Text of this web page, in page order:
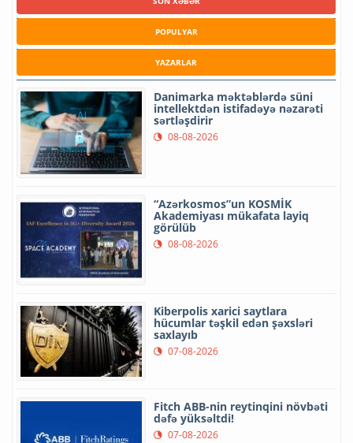
POPULYAR
YAZARLAR
Danimarka məktəblərdə süni
intellektdən istifadəyə nəzarəti
sərtləşdirir
08-08-2026
“Azərkosmos”un KOSMİK
Akademiyası mükafata layiq
görülüb
08-08-2026
Kiberpolis xarici saytlara
hücumlar təşkil edən şəxsləri
saxlayıb
07-08-2026
Fitch ABB-nin reytinqini növbəti
dəfə yüksəltdi!
07-08-2026